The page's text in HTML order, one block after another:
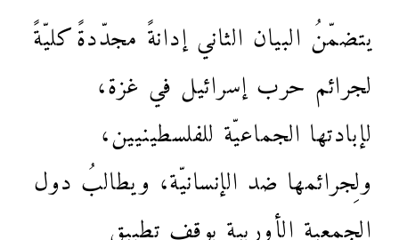
يتضمّنُ البيان الثاني إدانةً مجدّدةً كليّةً
لجرائم حرب إسرائيل في غزة،
لإبادتها الجماعيّة للفلسطينيين،
ولِجرائمها ضد الإنسانيّة، ويطالبُ دول
الجمعية الأوربية بوقف تطبيق